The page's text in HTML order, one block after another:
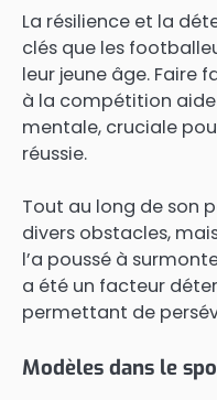
La résilience et la
clés que les
leur jeune âge. Faire
à la compétition
mentale, cruciale
réussie.
Tout au long de son
divers obstacles,
l’a poussé à
a été un facteur
permettant de
Modèles dans le